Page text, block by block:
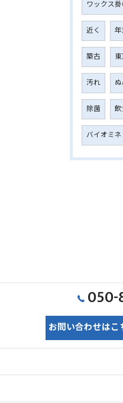
ワックス
近く
築古
汚れ
除菌
バイオミ
050-
お問い合わせはこ